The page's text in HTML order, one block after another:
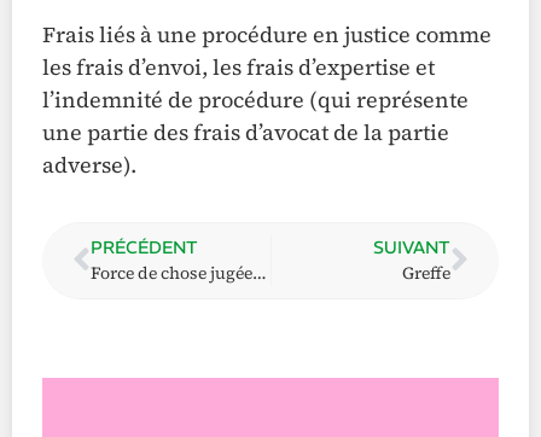
Frais liés à une procédure en justice comme
les frais d’envoi, les frais d’expertise et
l’indemnité de procédure (qui représente
une partie des frais d’avocat de la partie
adverse).
PRÉCÉDENT
Force de chose jugée (Res judicata)
SUIVANT
Greffe